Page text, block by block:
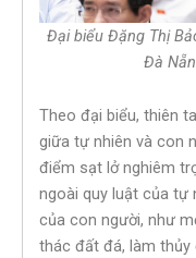
Đại biểu Đặng Thị
Đà
Theo đại biểu, thiên
giữa tự nhiên và con
điểm sạt lở nghiêm
ngoài quy luật của tự
của con người, như
thác đất đá, làm thủy